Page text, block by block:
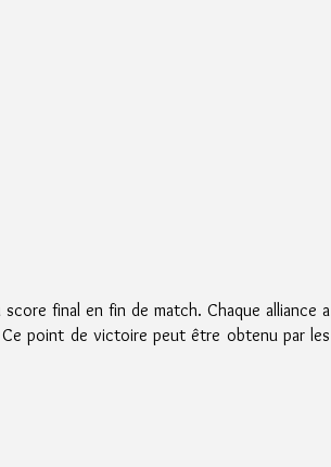
final en fin de match. Chaque alliance a
point de victoire peut être obtenu par les